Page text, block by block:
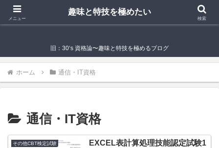
趣味と特技を極めたい
旧：30‘s 資格論〜趣味と特技を極めるブログ
ホーム 通信・IT資格
通信・IT資格
その他CBT検定試験
EXCEL表計算処理技能認定試験1
メニュー
趣味と特技を極めたい
検索